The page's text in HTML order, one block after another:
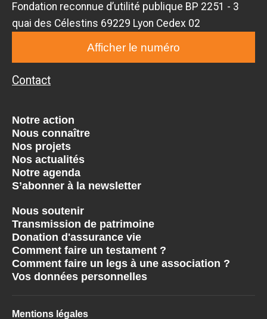
Fondation reconnue d’utilité publique BP 2251 - 3
quai des Célestins 69229 Lyon Cedex 02
Afficher le numéro
Contact
Notre action
Nous connaître
Nos projets
Nos actualités
Notre agenda
S’abonner à la newsletter
Nous soutenir
Transmission de patrimoine
Donation d'assurance vie
Comment faire un testament ?
Comment faire un legs à une association ?
Vos données personnelles
Mentions légales